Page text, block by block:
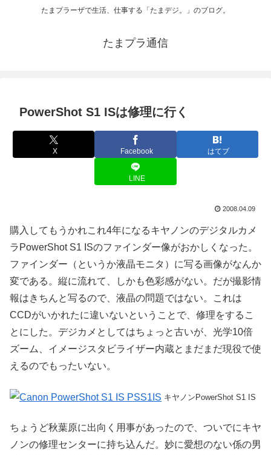
たまプラーザで生活、仕事する「たまデジ。」のブログ。
たまプラ通信
PowerShot S1 ISは修理に行く
X Facebook はてブ
LINE
2008.04.09
購入してもうかれこれ4年になるキヤノンのデジタルカメ
ラPowerShot S1 ISのファインダー像がおかしくなった。
ファインダー（というか液晶モニタ）に写る画像がなんか
変である。縦に流れて、しかも色彩感がない。だが撮影情
報はきちんと写るので、液晶の問題ではない。これは
CCDがいかれたに違いないということで、修理をするこ
とにした。デジカメとしてはちょっと古いが、光学10倍
ズーム、イメージスタビライザー内蔵とまだまだ現役で使
えるのでもったいない。
キヤノンPowerShot S1 IS
ちょうど秋葉原に出向く用事があったので、ついでにキヤ
ノンの修理センターに持ち込んだ。妙に愛想のない係の男